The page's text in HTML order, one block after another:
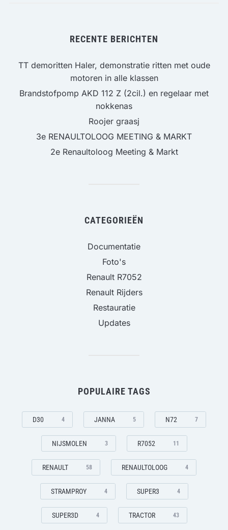
RECENTE BERICHTEN
TT demoritten Haler, demonstratie ritten met oude
motoren in alle klassen
Brandstofpomp AKD 112 Z (2cil.) en regelaar met
nokkenas
Roojer graasj
3e RENAULTOLOOG MEETING & MARKT
2e Renaultoloog Meeting & Markt
CATEGORIEËN
Documentatie
Foto's
Renault R7052
Renault Rijders
Restauratie
Updates
POPULAIRE TAGS
D30 4 JANNA 5 N72 7
NIJSMOLEN 3 R7052 11
RENAULT 58 RENAULTOLOOG 4
STRAMPROY 4 SUPER3 4
SUPER3D 4 TRACTOR 43